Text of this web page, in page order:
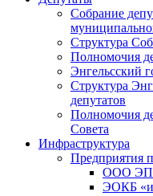
Собрание
Структура
Полномочия
Энгельсский
Структура
депутатов
Полномочия
Совета
Инфраструктура
Предприятия
ООО
ЭОКБ